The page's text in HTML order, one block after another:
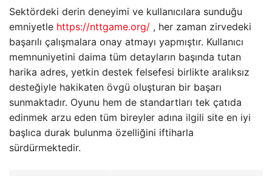
Sektördeki derin deneyimi ve kullanıcılara sunduğu
emniyetle https://nttgame.org/ , her zaman zirvedeki
başarılı çalışmalara onay atmayı yapmıştır. Kullanıcı
memnuniyetini daima tüm detayların başında tutan
harika adres, yetkin destek felsefesi birlikte aralıksız
desteğiyle hakikaten övgü oluşturan bir başarı
sunmaktadır. Oyunu hem de standartları tek çatıda
edinmek arzu eden tüm bireyler adına ilgili site en iyi
başlıca durak bulunma özelliğini iftiharla
sürdürmektedir.